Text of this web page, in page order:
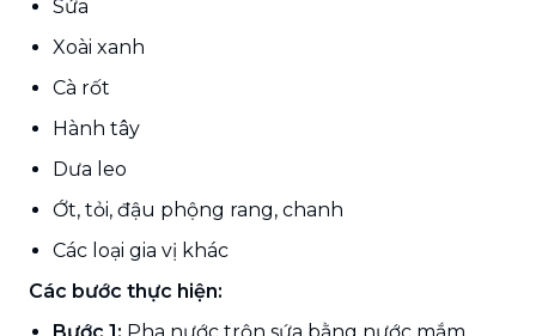
Sứa
Xoài xanh
Cà rốt
Hành tây
Dưa leo
Ớt, tỏi, đậu phộng rang, chanh
Các loại gia vị khác
Các bước thực hiện:
Bước 1: Pha nước trộn sứa bằng nước mắm,